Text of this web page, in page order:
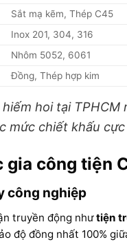
Sắt mạ kẽm, Thép C45
Inox 201, 304, 316
Nhôm 5052, 6061
Đồng, Thép hợp kim
hoi tại TPHCM
mức chiết khấu
gia công tiện
công nghiệp
truyền động nhưtiện
độ đồng nhất 100%